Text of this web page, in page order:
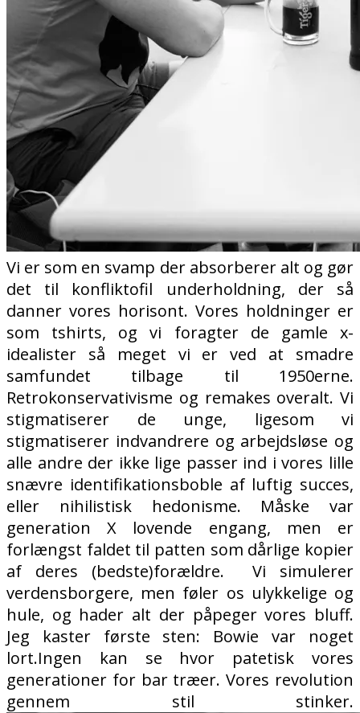
Vi er som en svamp der absorberer alt og gør
det til konfliktofil underholdning, der så
danner vores horisont. Vores holdninger er
som tshirts, og vi foragter de gamle x-
idealister så meget vi er ved at smadre
samfundet tilbage til 1950erne.
Retrokonservativisme og remakes overalt. Vi
stigmatiserer de unge, ligesom vi
stigmatiserer indvandrere og arbejdsløse og
alle andre der ikke lige passer ind i vores lille
snævre identifikationsboble af luftig succes,
eller nihilistisk hedonisme. Måske var
generation X lovende engang, men er
forlængst faldet til patten som dårlige kopier
af deres (bedste)forældre.
Vi simulerer
verdensborgere, men føler os ulykkelige og
hule, og hader alt der påpeger vores bluff.
Jeg kaster første sten: Bowie var noget
lort.Ingen kan se hvor patetisk vores
generationer for bar træer. Vores revolution
gennem stil stinker.